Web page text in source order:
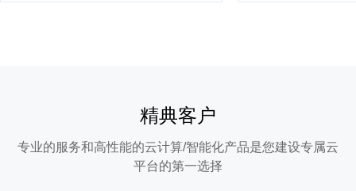
精典客户
专业的服务和高性能的云计算/智能化产品是您建设专属云
平台的第一选择